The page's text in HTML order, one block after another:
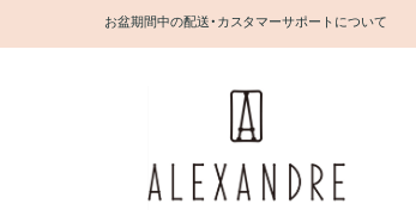
お盆期間中の配送・カスタマーサポートについて